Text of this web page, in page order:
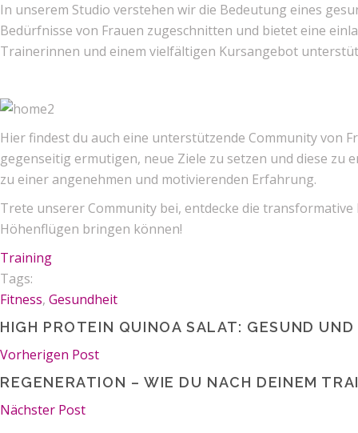
In unserem Studio verstehen wir die Bedeutung eines
Bedürfnisse von Frauen zugeschnitten und bietet eine
Trainerinnen und einem vielfältigen Kursangebot
Hierfindest du auch eine unterstützende Community von
gegenseitig ermutigen, neue Ziele zu setzen und diese zu
zu einer angenehmen und motivierenden Erfahrung.
Trete unserer Community bei, entdecke die
Höhenflügen bringen können!
Training
Tags:
Fitness, Gesundheit
HIGH PROTEIN QUINOA SALAT: GESUND
Vorherigen Post
REGENERATION – WIE DU NACH DEINEM
Nächster Post